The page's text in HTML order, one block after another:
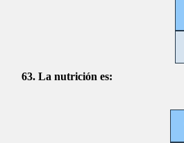
63. La nutrición es: